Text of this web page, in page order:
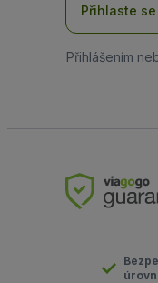
Přihlaste
Přihlášením